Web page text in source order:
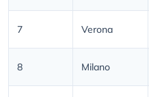
7 Verona
8 Milano